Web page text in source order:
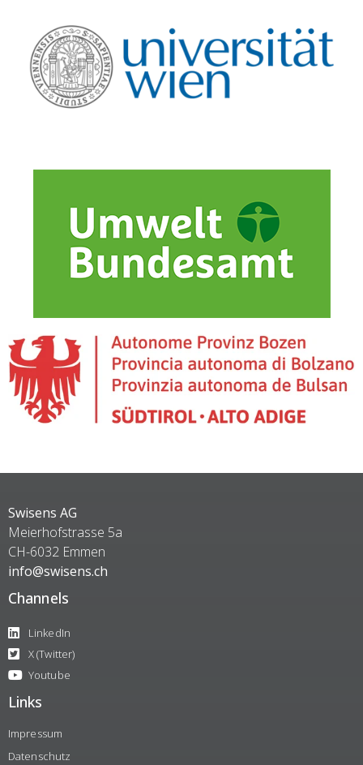
Swisens AG
Meierhofstrasse 5a
CH-6032 Emmen
info@swisens.ch
Channels
LinkedIn
X (Twitter)
Youtube
Links
Impressum
Datenschutz